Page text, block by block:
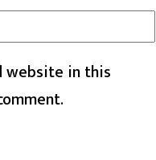
website in this